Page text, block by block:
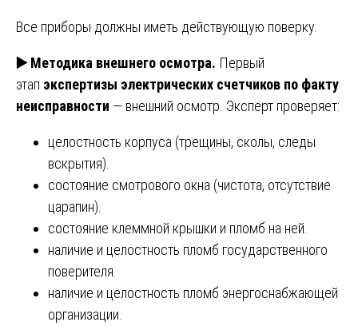
Все приборы должны иметь действующую поверку.
▶️Методика внешнего осмотра. Первый
этап экспертизы электрических счетчиков по факту
неисправности — внешний осмотр. Эксперт проверяет:
целостность корпуса (трещины, сколы, следы
вскрытия).
состояние смотрового окна (чистота, отсутствие
царапин).
состояние клеммной крышки и пломб на ней.
наличие и целостность пломб государственного
поверителя.
наличие и целостность пломб энергоснабжающей
организации.